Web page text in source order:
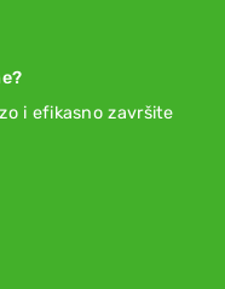
i efikasno završite